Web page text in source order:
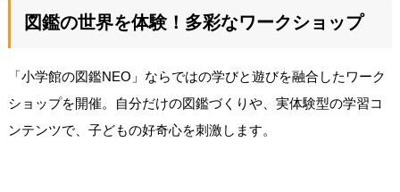
図鑑の世界を体験！多彩なワークショップ
「小学館の図鑑NEO」ならではの学びと遊びを融合したワーク
ショップを開催。自分だけの図鑑づくりや、実体験型の学習コ
ンテンツで、子どもの好奇心を刺激します。